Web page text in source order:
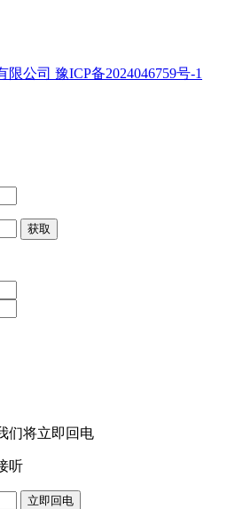
公司 豫ICP备2024046759号-1
们将立即回电
听
立即回电